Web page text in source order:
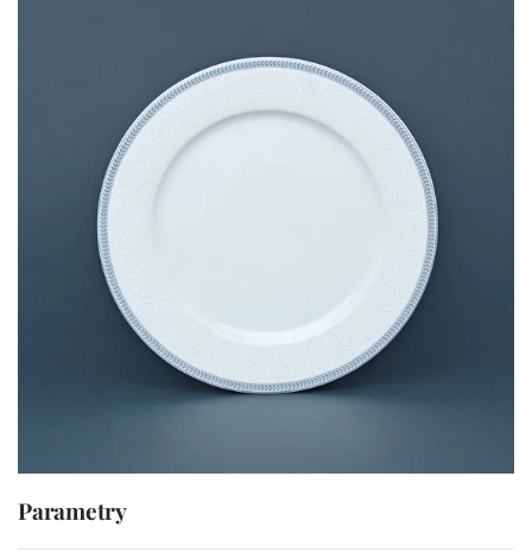
Parametry